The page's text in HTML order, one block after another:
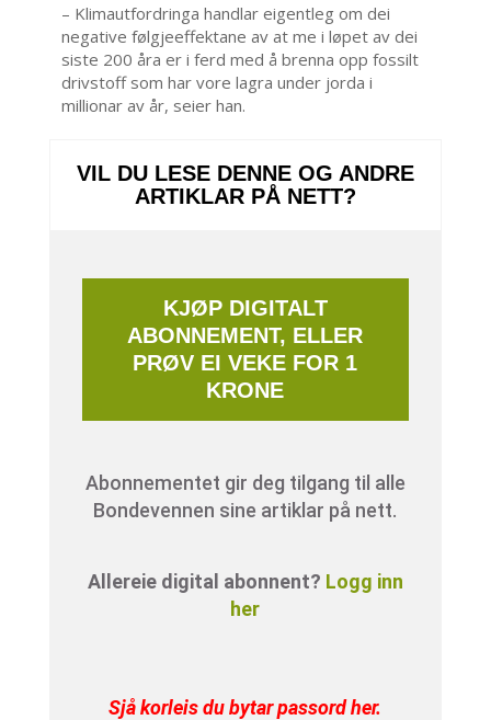
– Klimautfordringa handlar eigentleg om dei
negative følgjeeffektane av at me i løpet av dei
siste 200 åra er i ferd med å brenna opp fossilt
drivstoff som har vore lagra under jorda i
millionar av år, seier han.
VIL DU LESE DENNE OG ANDRE
ARTIKLAR PÅ NETT?
KJØP DIGITALT
ABONNEMENT, ELLER
PRØV EI VEKE FOR 1
KRONE
Abonnementet gir deg tilgang til alle
Bondevennen sine artiklar på nett.
Allereie digital abonnent? Logg inn
her
Sjå korleis du bytar passord her.